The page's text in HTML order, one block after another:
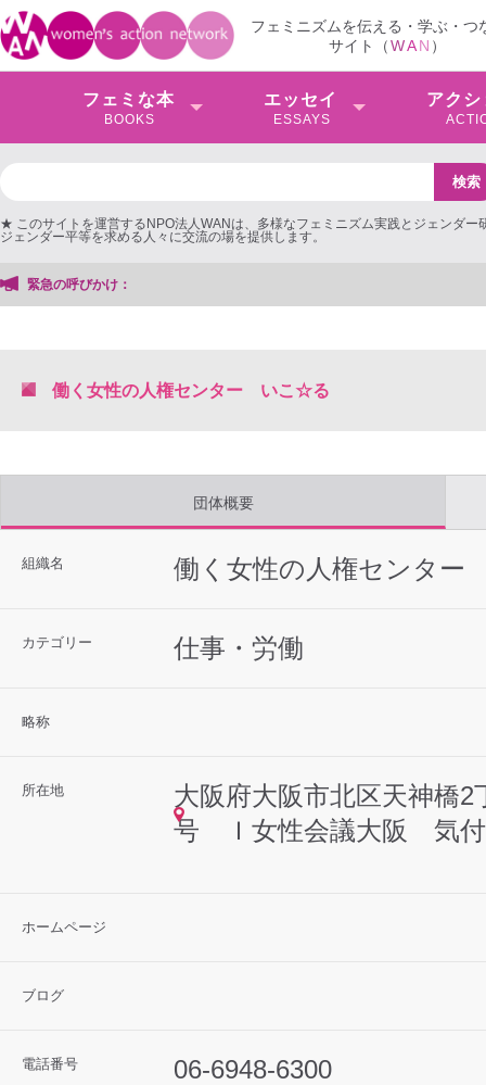
フェミニズムを伝える・学ぶ・つ
サイト（WAN ）
フェミな本
BOOKS
エッセイ
ESSAYS
アクシ
★ このサイトを運営するNPO法人WANは、多様なフェミニズム実践とジェンダー
ジェンダー平等を求める人々に交流の場を提供します。
緊急の呼びかけ：
働く女性の人権センター いこ☆る
団体概要
組織名 働く女性の人権センタ
カテゴリー 仕事・労働
略称
所在地
大阪府大阪市北区天神橋
号 Ｉ女性会議大阪 気付
ホームページ
ブログ
電話番号 06-6948-6300